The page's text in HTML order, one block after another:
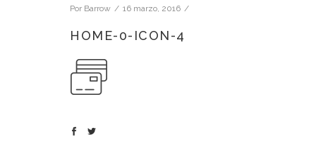
Por Barrow 16 marzo, 2016
HOME-0-ICON-4